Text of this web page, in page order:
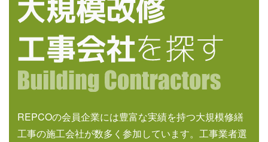
REPCOの会員企業には豊富な実績を持つ大規模修繕
工事の施工会社が数多く参加しています。工事業者選